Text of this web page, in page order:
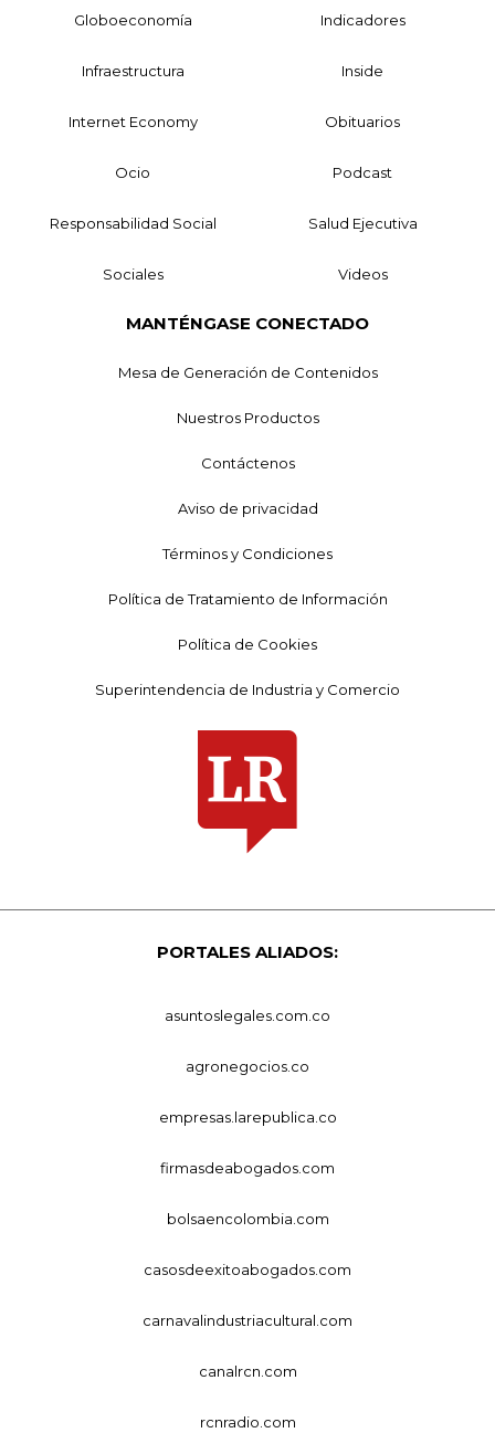
Globoeconomía Indicadores
Infraestructura Inside
Internet Economy Obituarios
Ocio Podcast
Responsabilidad Social Salud Ejecutiva
Sociales Videos
MANTÉNGASE CONECTADO
Mesa de Generación de Contenidos
Nuestros Productos
Contáctenos
Aviso de privacidad
Términos y Condiciones
Política de Tratamiento de Información
Política de Cookies
Superintendencia de Industria y Comercio
PORTALES ALIADOS:
asuntoslegales.com.co
agronegocios.co
empresas.larepublica.co
firmasdeabogados.com
bolsaencolombia.com
casosdeexitoabogados.com
carnavalindustriacultural.com
canalrcn.com
rcnradio.com